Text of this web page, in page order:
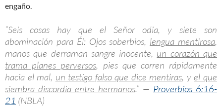
engaño.
“Seis cosas hay que el Señor odia, y siete son
abominación para Él: Ojos soberbios, lengua mentirosa,
manos que derraman sangre inocente, un corazón que
trama planes perversos, pies que corren rápidamente
hacia el mal, un testigo falso que dice mentiras, yel que
siembra discordia entre hermanos.” — Proverbios 6:16-
21 (NBLA)